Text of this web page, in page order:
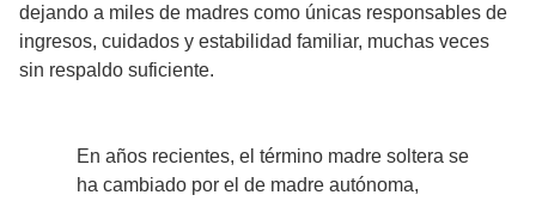
dejando a miles de madres como únicas responsables de
ingresos, cuidados y estabilidad familiar, muchas veces
sin respaldo suficiente.
En años recientes, el término madre soltera se
ha cambiado por el de madre autónoma,